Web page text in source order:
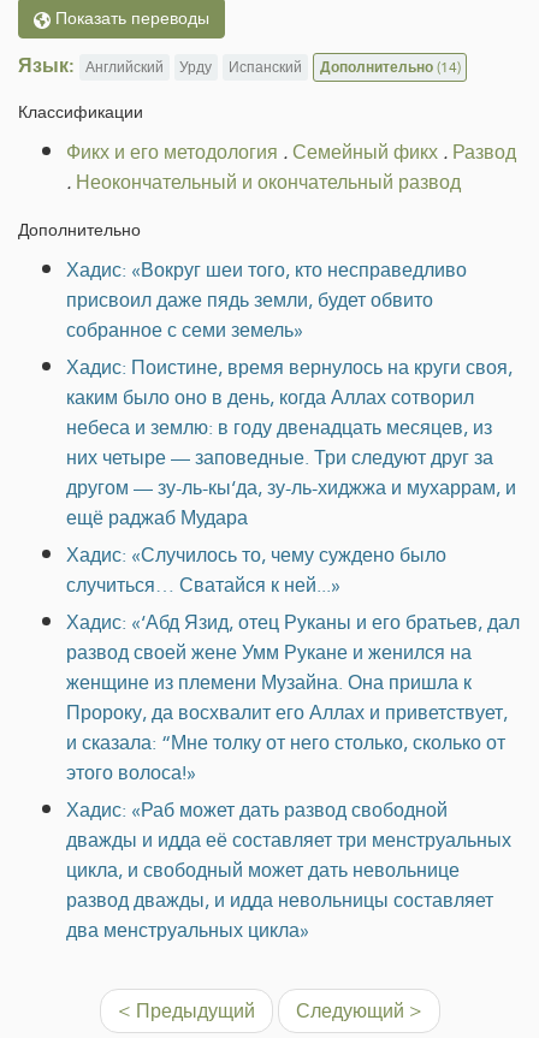
Показать переводы
Язык: Английский Урду Испанский Дополнительно(14)
Классификации
Фикх и его методология .Семейный фикх.Развод
.Неокончательный и окончательный развод
Дополнительно
Хадис: «Вокруг шеи того, кто несправедливо
присвоил даже пядь земли, будет обвито
собранное с семи земель»
Хадис: Поистине, время вернулось на круги своя,
каким было оно в день, когда Аллах сотворил
небеса и землю: в году двенадцать месяцев, из
них четыре — заповедные. Три следуют друг за
другом — зу-ль-кы‘да, зу-ль-хиджжа и мухаррам, и
ещё раджаб Мудара
Хадис: «Случилось то, чему суждено было
случиться… Сватайся к ней...»
Хадис: «‘Абд Язид, отец Руканы и его братьев, дал
развод своей жене Умм Рукане и женился на
женщине из племени Музайна. Она пришла к
Пророку, да восхвалит его Аллах и приветствует,
и сказала: “Мне толку от него столько, сколько от
этого волоса!»
Хадис: «Раб может дать развод свободной
дважды и идда её составляет три менструальных
цикла, и свободный может дать невольнице
развод дважды, и идда невольницы составляет
два менструальных цикла»
< Предыдущий Следующий >